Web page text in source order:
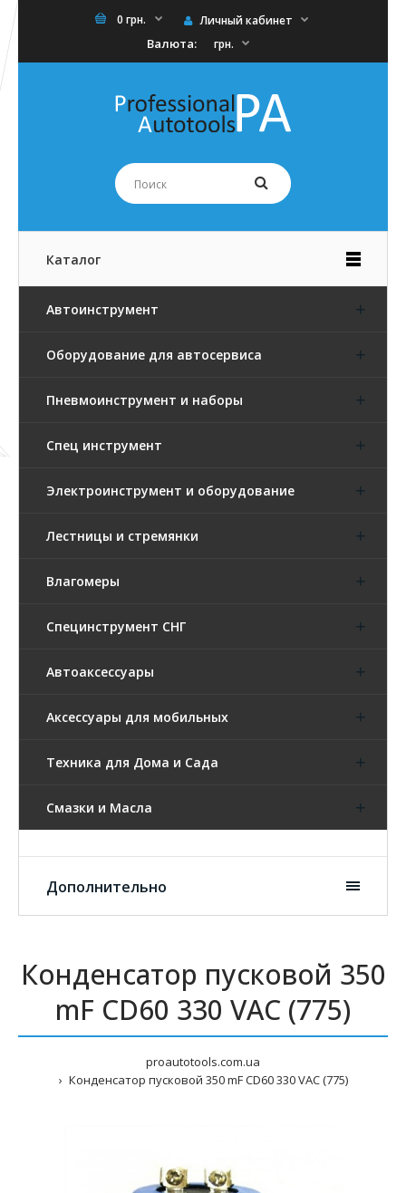
0 грн. Личный кабинет
Валюта: грн.
Каталог
Автоинструмент
Оборудование для автосервиса
Пневмоинструмент и наборы
Спец инструмент
Электроинструмент и оборудование
Лестницы и стремянки
Влагомеры
Специнструмент СНГ
Автоаксессуары
Аксессуары для мобильных
Техника для Дома и Сада
Смазки и Масла
Дополнительно
Конденсатор пусковой 350
mF CD60 330 VAC (775)
proautotools.com.ua
Конденсатор пусковой 350 mF CD60 330 VAC (775)